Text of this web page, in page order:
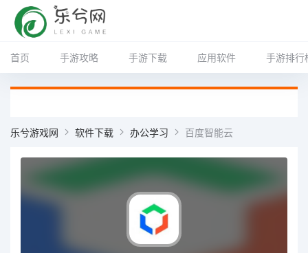
首页 手游攻略 手游下载 应用软件 手游排行
乐兮游戏网 软件下载 办公学习 百度智能云